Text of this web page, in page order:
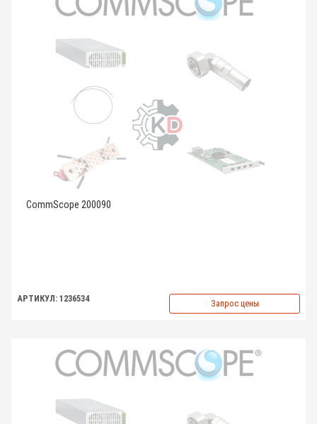
CommScope 200090
АРТИКУЛ: 1236534 Запрос цены